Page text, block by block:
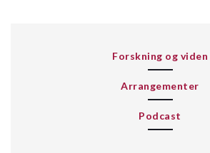
Forskning og viden
Arrangementer
Podcast